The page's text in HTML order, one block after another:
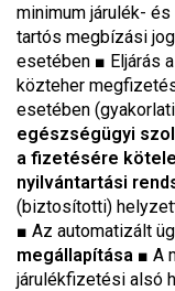
minimum járulék-
tartós megbízási
esetében ■ Eljárás
közteher
esetében
egészségügyi
a fizetésére
nyilvántartási
(biztosítotti)
■ Az automatizált
megállapítása ■ A
járulékfizetési alsó